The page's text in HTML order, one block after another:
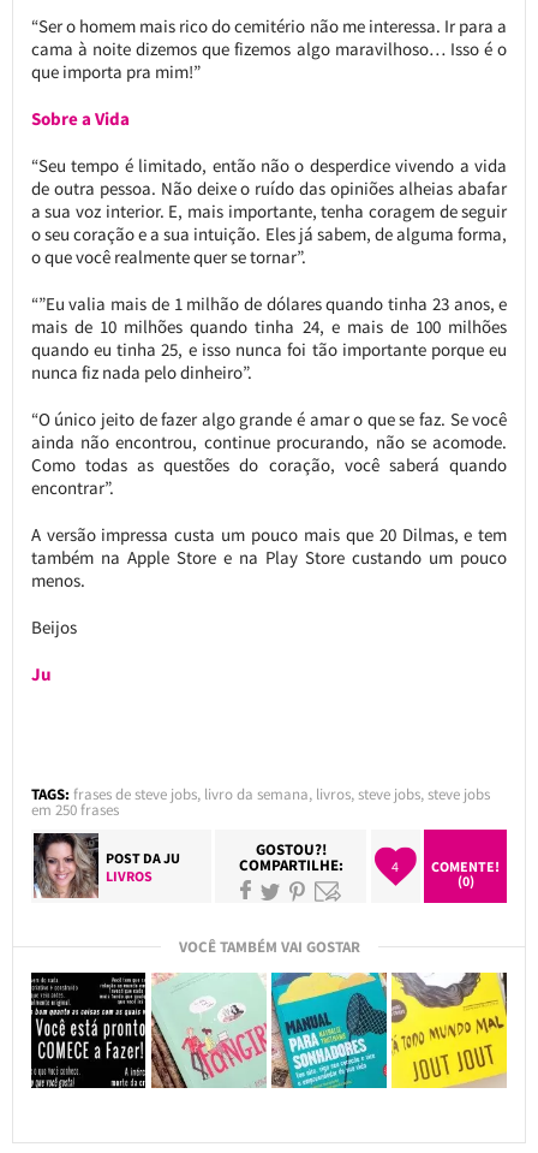
“Ser o homem mais rico do cemitério não me interessa. Ir para a
cama à noite dizemos que fizemos algo maravilhoso… Isso é o
que importa pra mim!”
Sobre a Vida
“Seu tempo é limitado, então não o desperdice vivendo a vida
de outra pessoa. Não deixe o ruído das opiniões alheias abafar
a sua voz interior. E, mais importante, tenha coragem de seguir
o seu coração e a sua intuição. Eles já sabem, de alguma forma,
o que você realmente quer se tornar”.
“”Eu valia mais de 1 milhão de dólares quando tinha 23 anos, e
mais de 10 milhões quando tinha 24, e mais de 100 milhões
quando eu tinha 25, e isso nunca foi tão importante porque eu
nunca fiz nada pelo dinheiro”.
“O único jeito de fazer algo grande é amar o que se faz. Se você
ainda não encontrou, continue procurando, não se acomode.
Como todas as questões do coração, você saberá quando
encontrar”.
A versão impressa custa um pouco mais que 20 Dilmas, e tem
também na Apple Store e na Play Store custando um pouco
menos.
Beijos
Ju
TAGS: frases de steve jobs, livro da semana, livros,steve jobs,steve jobs
em 250 frases
POST DAJU
LIVROS
GOSTOU?!
COMPARTILHE: 4
COMENTE!
(0)
VOCÊ TAMBÉM VAI GOSTAR